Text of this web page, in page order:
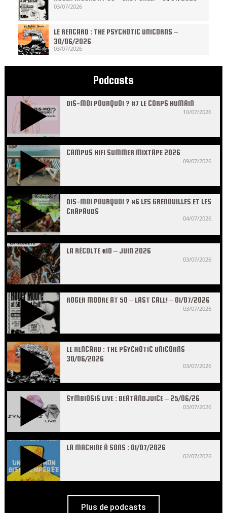
03/07/2026
LE RENCARD : THE PSYCHOTIC UNICORNS –
30/06/2026
03/07/2026
Podcasts
DIS-MOI POURQUOI ? #7 LE CORPS HUMAIN
10/07/2026
CAMPUS HIFI SUMMER MIXTAPE 2026
09/07/2026
DIS-MOI POURQUOI ? #6 LES GRENOUILLES ET LES
CRAPAUDS
04/07/2026
LA RÉCOLTE #10 – JUIN 2026
03/07/2026
ROGER MOORE AT 50 – LAST CALL! – 01/07/2026
03/07/2026
LE RENCARD : THE PSYCHOTIC UNICORNS –
30/06/2026
03/07/2026
SYMBIOSIS LIVE : BEATANDJUICE – 25/06/26
03/07/2026
LA MACHINE À SONS : 01/07/2026
02/07/2026
Plus de podcasts